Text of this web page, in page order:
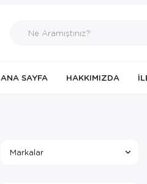
ANA SAYFA HAKKIMIZDA
Markalar